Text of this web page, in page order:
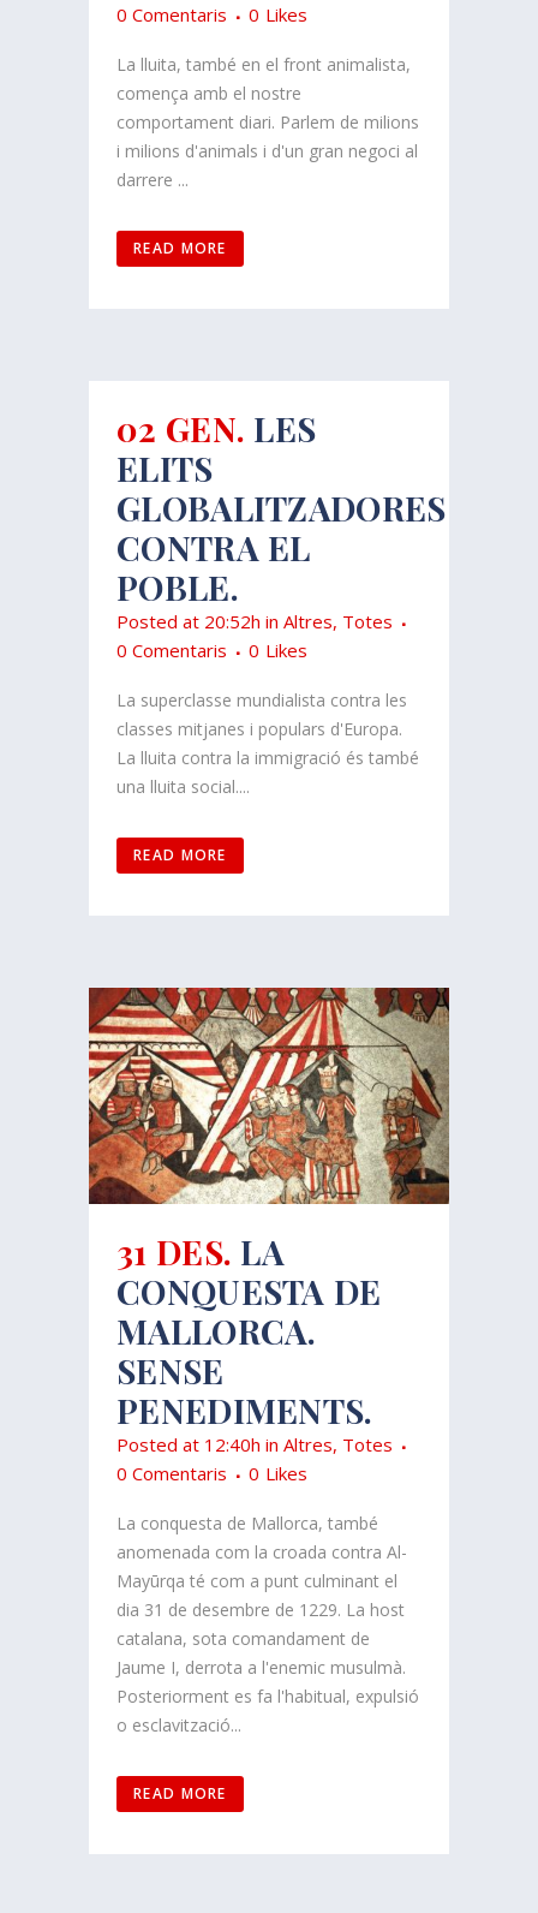
0 Comentaris
0 Likes
La lluita, també en el front animalista,
comença amb el nostre
comportament diari. Parlem de milions
i milions d'animals i d'un gran negoci al
darrere ...
READ MORE
02 GEN. LES
ELITS
GLOBALITZADORES
CONTRA EL
POBLE.
Posted at 20:52h in Altres, Totes
0 Comentaris
0 Likes
La superclasse mundialista contra les
classes mitjanes i populars d'Europa.
La lluita contra la immigració és també
una lluita social....
READ MORE
31 DES. LA
CONQUESTA DE
MALLORCA.
SENSE
PENEDIMENTS.
Posted at 12:40h in Altres, Totes
0 Comentaris
0 Likes
La conquesta de Mallorca, també
anomenada com la croada contra Al-
Mayūrqa té com a punt culminant el
dia 31 de desembre de 1229. La host
catalana, sota comandament de
Jaume I, derrota a l'enemic musulmà.
Posteriorment es fa l'habitual, expulsió
o esclavització...
READ MORE